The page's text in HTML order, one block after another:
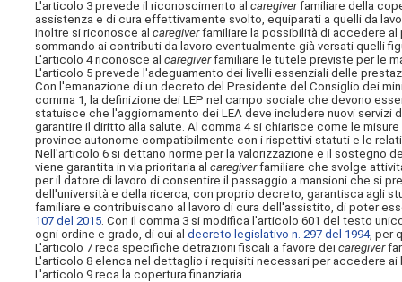
L'articolo 3 prevede il riconoscimento alcaregiverfamiliare della
assistenza e di cura effettivamente svolto, equiparati a quelli da
Inoltre si riconosce alcaregiverfamiliare lapossibilità di accedere al
sommando ai contributi da lavoro eventualmente già versati quelli
L'articolo 4 riconosce alcaregiverfamiliare le tutele previste per le
L'articolo 5 prevede l'adeguamento dei livelli essenziali delle
Con l'emanazione di un decreto del Presidente del Consiglio dei
comma 1, la definizione dei LEP nel campo sociale che devono
statuisce che l'aggiornamento dei LEA deve includere nuovi servizi
garantire il diritto alla salute. Al comma 4 si chiarisce come le
province autonome compatibilmente con i rispettivi statuti e le
Nell'articolo 6 si dettano norme per la valorizzazione e il sostegno
viene garantita in via prioritaria alcaregiverfamiliare che svolge
per il datore di lavoro di consentire il passaggio a mansioni che si
dell'università e della ricerca, con proprio decreto, garantisca agli
familiare e contribuiscano al lavoro di cura dell'assistito, di poter
107 del 2015 . Con il comma 3 si modifica l'articolo 601 del testo
ogni ordine e grado, di cui aldecreto legislativo n. 297 del 1994, per
L'articolo 7 reca specifiche detrazioni fiscali a favore deicaregiver
L'articolo 8 elenca nel dettaglio i requisiti necessari per accedere
L'articolo 9 reca la copertura finanziaria.